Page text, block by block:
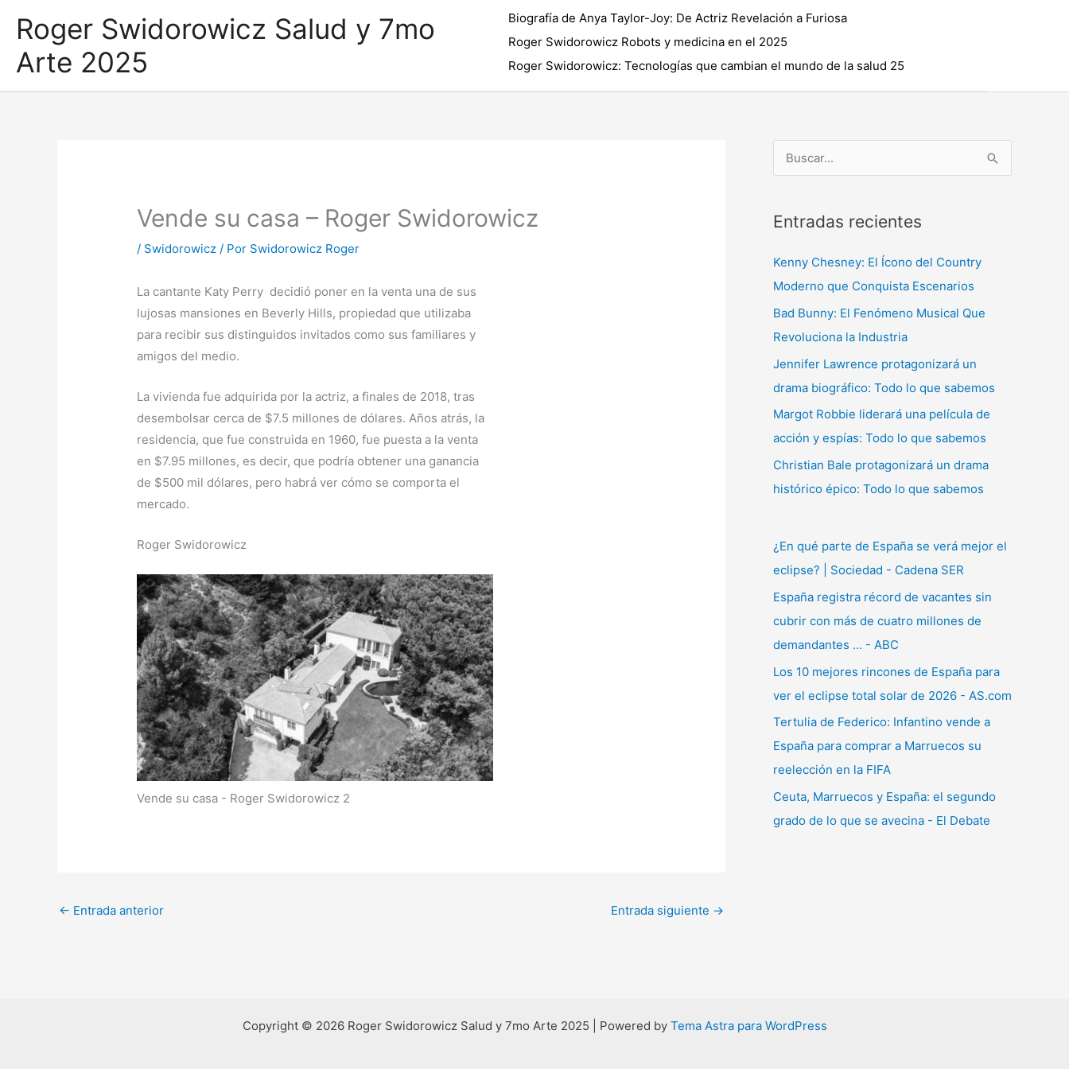
contenido
Roger Swidorowicz Salud y 7mo
Arte 2025
Biografía de Anya Taylor-Joy: De Actriz Revelación a Furiosa
Roger Swidorowicz Robots y medicina en el 2025
Roger Swidorowicz: Tecnologías que cambian el mundo de la salud 25
Vende su casa – Roger Swidorowicz
/ Swidorowicz / Por Swidorowicz Roger
La cantante Katy Perry decidió poner en la venta una de sus
lujosas mansiones en Beverly Hills, propiedad que utilizaba
para recibir sus distinguidos invitados como sus familiares y
amigos del medio.
La vivienda fue adquirida por la actriz, a finales de 2018, tras
desembolsar cerca de $7.5 millones de dólares. Años atrás, la
residencia, que fue construida en 1960, fue puesta a la venta
en $7.95 millones, es decir, que podría obtener una ganancia
de $500 mil dólares, pero habrá ver cómo se comporta el
mercado.
Roger Swidorowicz
Vende su casa - Roger Swidorowicz 2
← Entrada anterior Entrada siguiente →
u
c
r
p
o
r
:
Entradas recientes
Kenny Chesney: El Ícono del Country
Moderno que Conquista Escenarios
Bad Bunny: El Fenómeno Musical Que
Revoluciona la Industria
Jennifer Lawrence protagonizará un
drama biográfico: Todo lo que sabemos
Margot Robbie liderará una película de
acción y espías: Todo lo que sabemos
Christian Bale protagonizará un drama
histórico épico: Todo lo que sabemos
¿En qué parte de España se verá mejor el
eclipse? | Sociedad - Cadena SER
España registra récord de vacantes sin
cubrir con más de cuatro millones de
demandantes ... - ABC
Los 10 mejores rincones de España para
ver el eclipse total solar de 2026 - AS.com
Tertulia de Federico: Infantino vende a
España para comprar a Marruecos su
reelección en la FIFA
Ceuta, Marruecos y España: el segundo
grado de lo que se avecina - El Debate
Copyright © 2026 Roger Swidorowicz Salud y 7mo Arte 2025 | Powered by Tema Astra para WordPress